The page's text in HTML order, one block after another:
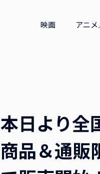
映画 アニ
本日より全
商品＆通販